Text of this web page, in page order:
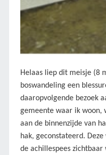
Helaas liep dit meisje (8
boswandeling een
daaropvolgende bezoek
gemeente waar ik woon,
aan de binnenzijde van
hak, geconstateerd.
de achillespees